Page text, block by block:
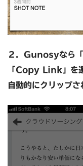
２．Gunosyなら
「Copy Link」を
自動的にクリップさ